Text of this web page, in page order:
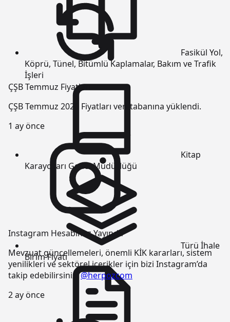
ÇŞB Temmuz Fiyatları
ÇŞB Temmuz 2026 Fiyatları veri tabanına yüklendi.
1 ay önce
Instagram Hesabımız Yayında
Mevzuat güncellemeleri, önemli KİK kararları, sistem
yenilikleri ve sektörel içerikler için bizi Instagram’da
takip edebilirsiniz:@herpozcom
2 ay önce
Fasikül Yol,
Köprü, Tünel, Bitümlü Kaplamalar, Bakım ve Trafik
İşleri
Kitap
Karayolları Genel Müdürlüğü
Türü İhale
Birim Fiyatı